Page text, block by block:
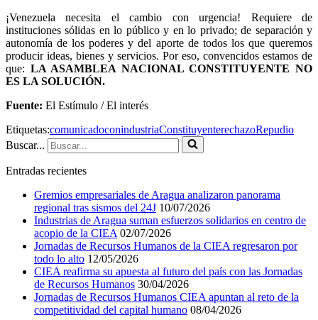
¡Venezuela necesita el cambio con urgencia! Requiere de
instituciones sólidas en lo público y en lo privado; de separación y
autonomía de los poderes y del aporte de todos los que queremos
producir ideas, bienes y servicios. Por eso, convencidos estamos de
que: LA ASAMBLEA NACIONAL CONSTITUYENTE NO
ES LA SOLUCIÓN.
Fuente: El Estímulo / El interés
Etiquetas:comunicadoconindustriaConstituyenterechazoRepudio
Buscar...
Entradas recientes
Gremios empresariales de Aragua analizaron panorama
regional tras sismos del 24J 10/07/2026
Industrias de Aragua suman esfuerzos solidarios en centro de
acopio de la CIEA 02/07/2026
Jornadas de Recursos Humanos de la CIEA regresaron por
todo lo alto 12/05/2026
CIEA reafirma su apuesta al futuro del país con las Jornadas
de Recursos Humanos 30/04/2026
Jornadas de Recursos Humanos CIEA apuntan al reto de la
competitividad del capital humano 08/04/2026